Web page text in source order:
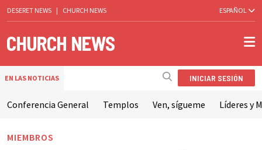
DESERET NEWS | CHURCH NEWS ESPAÑOL
EN LAS NOTICIAS INICIAR SESIÓN
Conferencia General Templos Ven, sígueme Líderes y
MIEMBROS